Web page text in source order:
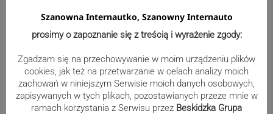
Szanowna Internautko, Szanowny Internauto
prosimy o zapoznanie się z treścią i wyrażenie zgody:
Zgadzam się na przechowywanie w moim urządzeniu plików
cookies, jak też na przetwarzanie w celach analizy moich
zachowań w niniejszym Serwisie moich danych osobowych,
zapisywanych w tych plikach, pozostawianych przeze mnie w
ramach korzystania z Serwisu przez Beskidzka Grupa